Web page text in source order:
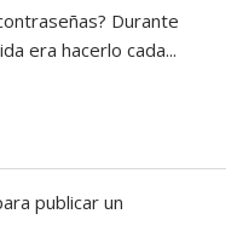
Durante
era hacerlo cada...
publicar un